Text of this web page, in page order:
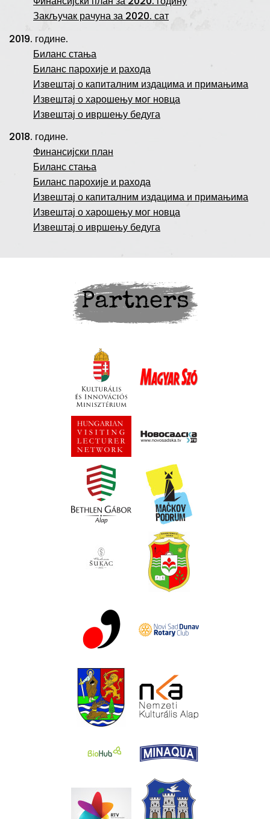
Закључак рачуна за 2020. сат
2019. године.
Биланс стања
Биланс парохије и рахода
Извештај о капиталним издацима и примањима
Извештај о харошењу мог новца
Извештај о ивршењу бедуга
2018. године.
Финансијски план
Биланс стања
Биланс парохије и рахода
Извештај о капиталним издацима и примањима
Извештај о харошењу мог новца
Извештај о ивршењу бедуга
Partners